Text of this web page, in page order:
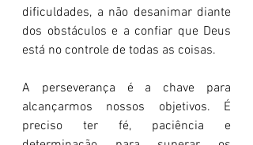
dificuldades, a não desanimar diante
dos obstáculos e a confiar que Deus
está no controle de todas as coisas.
A perseverança é a chave para
alcançarmos nossos objetivos. É
preciso ter fé, paciência e